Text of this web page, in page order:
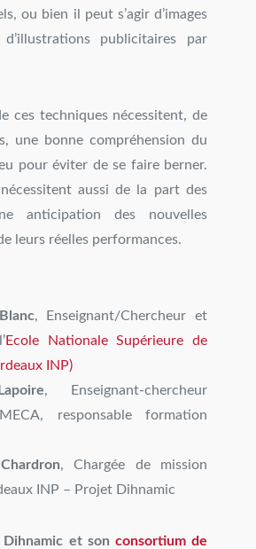
ou bien il peut s’agir d’images
publicitaires par
ces techniques nécessitent, de
une bonne compréhension du
pour éviter de se faire berner.
aussi de la part des
anticipation des nouvelles
leurs réelles performances.
, Enseignant/Chercheur et
Ecole Nationale Supérieure de
INP)
, Enseignant-chercheur
responsable formation
, Chargée de mission
INP – Projet Dihnamic
Dihnamic et son consortium de